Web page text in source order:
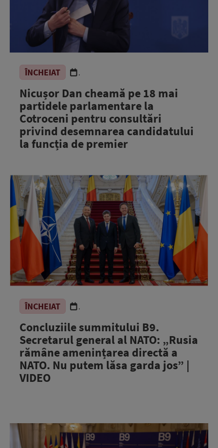
ÎNCHEIAT .
Nicușor Dan cheamă pe 18 mai
partidele parlamentare la
Cotroceni pentru consultări
privind desemnarea candidatului
la funcția de premier
ÎNCHEIAT .
Concluziile summitului B9.
Secretarul general al NATO: „Rusia
rămâne amenințarea directă a
NATO. Nu putem lăsa garda jos” |
VIDEO